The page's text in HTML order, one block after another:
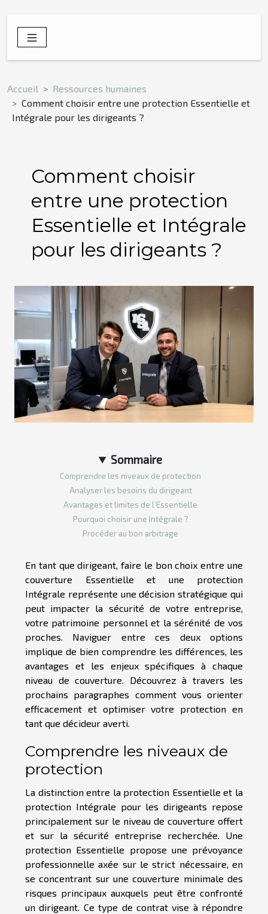
Accueil
Ressources humaines
Comment choisir entre une protection Essentielle et
Intégrale pour les dirigeants ?
Comment choisir
entre une protection
Essentielle et Intégrale
pour les dirigeants ?
Sommaire
Comprendre les niveaux de protection
Analyser les besoins du dirigeant
Avantages et limites de l’Essentielle
Pourquoi choisir une Intégrale ?
Procéder au bon arbitrage
En tant que dirigeant, faire le bon choix entre une
couverture Essentielle et une protection
Intégrale représente une décision stratégique qui
peut impacter la sécurité de votre entreprise,
votre patrimoine personnel et la sérénité de vos
proches. Naviguer entre ces deux options
implique de bien comprendre les différences, les
avantages et les enjeux spécifiques à chaque
niveau de couverture. Découvrez à travers les
prochains paragraphes comment vous orienter
efficacement et optimiser votre protection en
tant que décideur averti.
Comprendre les niveaux de
protection
La distinction entre la protection Essentielle et la
protection Intégrale pour les dirigeants repose
principalement sur le niveau de couverture offert
et sur la sécurité entreprise recherchée. Une
protection Essentielle propose une prévoyance
professionnelle axée sur le strict nécessaire, en
se concentrant sur une couverture minimale des
risques principaux auxquels peut être confronté
un dirigeant. Ce type de contrat vise à répondre